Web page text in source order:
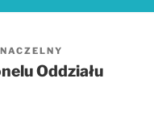
Oddziału